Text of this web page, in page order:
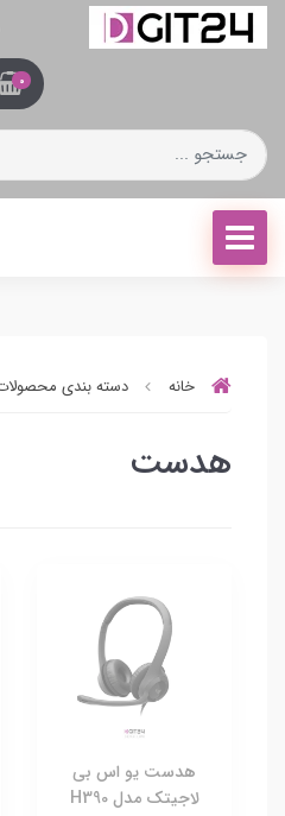
0
خانه دسته بندی
هدست
هدست یو اس بی
لاجیتک مدل H390